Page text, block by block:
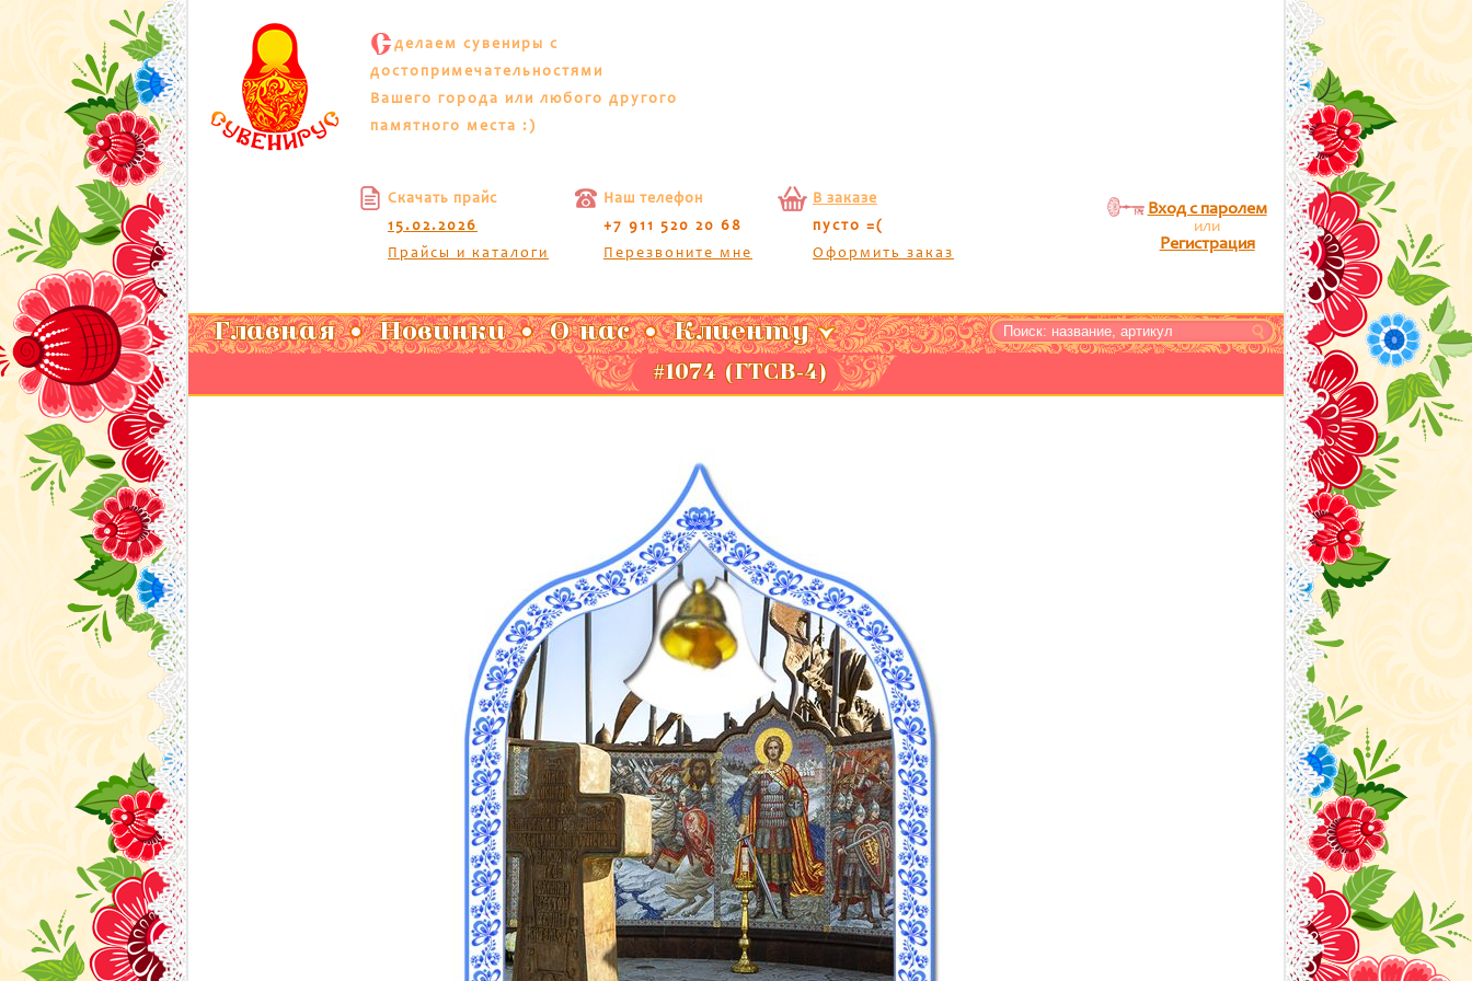
С делаем сувениры с
достопримечательностями
Вашего города или любого другого
памятного места :)
Скачать прайс
15.02.2026
Прайсы и каталоги
Наш телефон
+7 911 520 20 68
Перезвоните мне
В заказе
пусто =(
Оформить заказ
Вход с паролем
или
Регистрация
Главная Новинки О нас Клиенту
#1074 (ГТСВ-4)